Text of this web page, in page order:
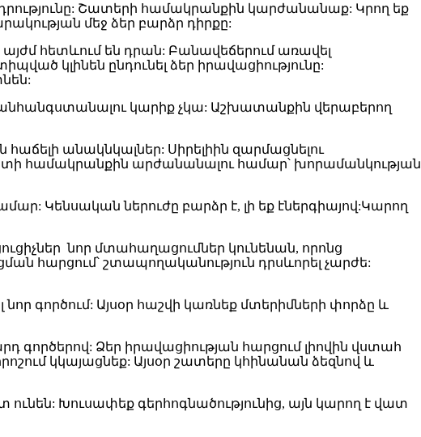
Շատերի համակրանքին կարժանանաք: Կրող եք
մեջ ձեր բարձր դիրքը:
հետևում են դրան: Բանավեճերում առավել
կլինեն ընդունել ձեր իրավացիությունը:
կարիք չկա: Աշխատանքին վերաբերող
անակնկալներ: Սիրելիին զարմացնելու
համակրանքին արժանանալու համար՝ խորամանկության
Կենսական ներուժը բարձր է, լի եք էներգիայով:Կարող
նոր մտահաղացումներ կունենան, որոնց
հարցում՝ շտապողականություն դրսևորել չարժե:
գործում: Այսօր հաշվի կառնեք մտերիմների փորձը և
Ձեր իրավացիության հարցում լիովին վստահ
կկայացնեք: Այսօր շատերը կհինանան ձեզնով և
Խուսափեք գերհոգնածությունից, այն կարող է վատ